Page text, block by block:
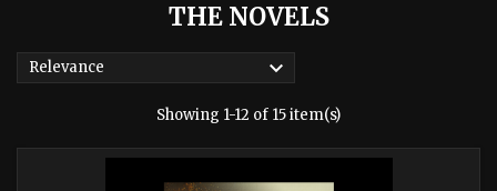
THE NOVELS
Relevance 
Showing 1-12 of 15 item(s)